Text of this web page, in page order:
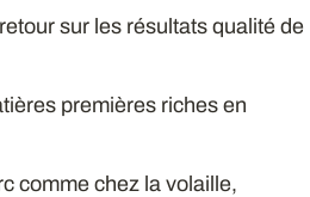
sur les résultats qualité de
premières riches en
comme chez la volaille,